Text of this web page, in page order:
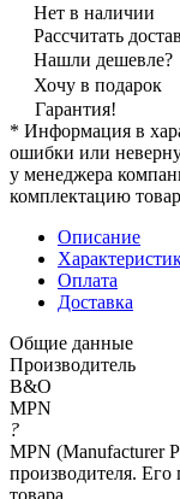
Нет в наличии
Рассчитать
Нашли дешевле?
Хочу в подарок
Гарантия!
* Информация в
ошибки или
у менеджера
комплектацию
Описание
Оплата
Доставка
Общие данные
Производитель
B&O
MPN
?
MPN (Manufacturer
производителя. Его
товара.